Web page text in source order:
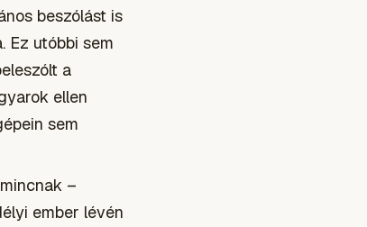
beszólást is
Ez utóbbi sem
a
ellen
sem
–
ember lévén